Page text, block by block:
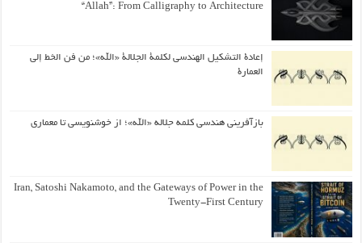
“Allah”: From Calligraphy to Architecture
إعادة التشكيل الهندسي لكلمة الجلالة «الله»؛ من فن الخط إلى
العمارة
بازآفرینی هندسی کلمه جلاله «الله»؛ از خوشنویسی تا معماری
Iran, Satoshi Nakamoto, and the Gateways of Power in the
Twenty-First Century